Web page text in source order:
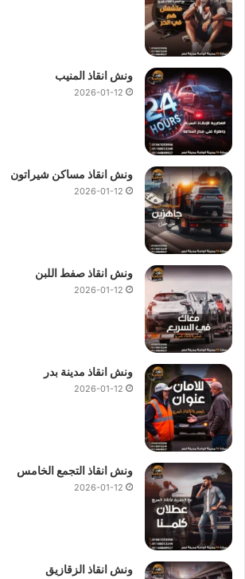
ونش انقاذ المنيب
2026-01-12
ونش انقاذ مساكن شيراتون
2026-01-12
ونش انقاذ صفط اللبن
2026-01-12
ونش انقاذ مدينة بدر
2026-01-12
ونش انقاذ التجمع الخامس
2026-01-12
ونش انقاذ الزقازيق